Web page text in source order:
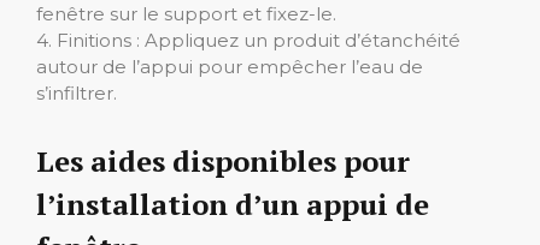
fenêtre sur le support et fixez-le.
4. Finitions : Appliquez un produit d’étanchéité
autour de l’appui pour empêcher l’eau de
s’infiltrer.
Les aides disponibles pour
l’installation d’un appui de